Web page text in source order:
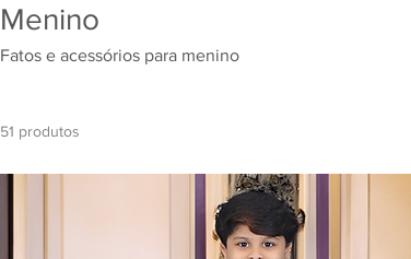
Menino
Fatos e acessórios para menino
51 produtos